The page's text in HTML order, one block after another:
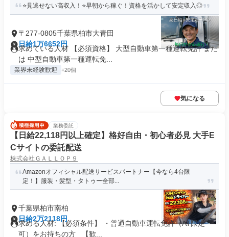
⭐見逃せない高収入！⭐早朝から稼ぐ！資格を活かして安定収入◎
〒277-0805千葉県柏市大青田
日給1万6652円
求めている人材 【必須資格】 大型自動車第一種運転免許 また
は 中型自動車第一種運転免...
業界未経験歓迎 +20個
気になる
業務委託
【日給22,118円以上確定】格好自由・初心者必見 大手E
Cサイトの委託配送
株式会社ＧＡＬＬＯＰ９
Amazonオフィシャル配送サービスパートナー【今なら4台限
定！】服装・髪型・タトゥー全部...
千葉県柏市南柏
日給2万2118円
求める人材: 【必須条件】 ・普通自動車運転免許（AT限定
可）をお持ちの方 【歓...